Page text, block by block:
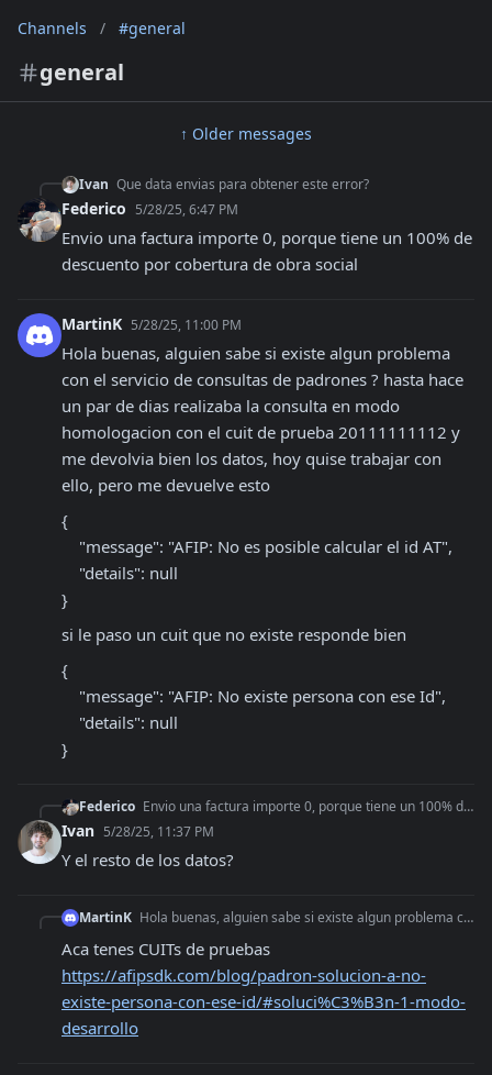
Channels / #general
general
↑ Older messages
Ivan Que data envias para obtener este error?
Federico 5/28/25, 6:47 PM
Envio una factura importe 0, porque tiene un 100% de
descuento por cobertura de obra social
MartinK 5/28/25, 11:00 PM
Hola buenas, alguien sabe si existe algun problema
con el servicio de consultas de padrones ? hasta hace
un par de dias realizaba la consulta en modo
homologacion con el cuit de prueba 20111111112 y
me devolvia bien los datos, hoy quise trabajar con
ello, pero me devuelve esto
{
}
si le paso un cuit que no existe responde bien
{
}
Federico Envio una factura importe 0, porque tiene un 100% de descuento por cobertura de obra social
Ivan 5/28/25, 11:37 PM
Y el resto de los datos?
MartinK Hola buenas, alguien sabe si existe algun problema con el servicio de consultas de padrones ? hasta hace un par de dias realizaba la consulta en modo homologaci
https://afipsdk.com/blog/padron-solucion-a-no-
existe-persona-con-ese-id/#soluci%C3%B3n-1-modo-
desarrollo